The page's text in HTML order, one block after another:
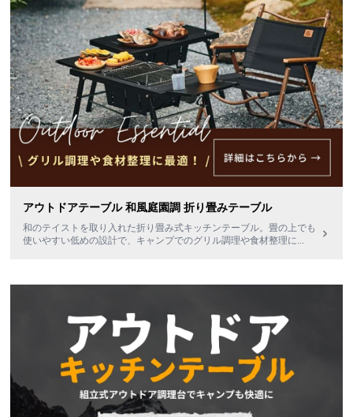
アウトドアテーブル 和風庭園調 折り畳みテーブル
和のテイストを取り入れた折り畳み式キッチンテーブル。畳の上でも
使いやすい低めの設計で、キャンプでのグリル調理や食材整理に